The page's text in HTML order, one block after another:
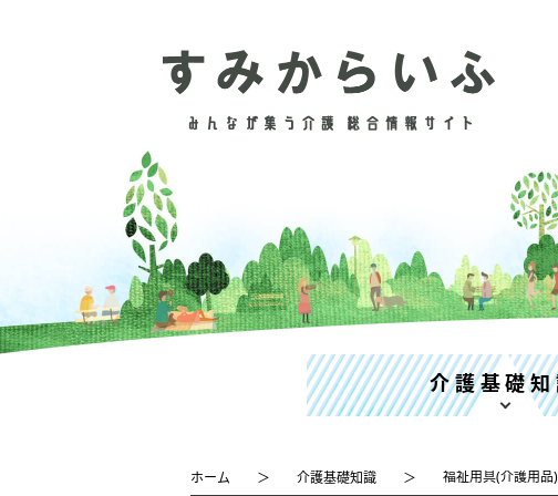
介護基礎
ホーム 介護基礎知識 福祉用具(介護用品)